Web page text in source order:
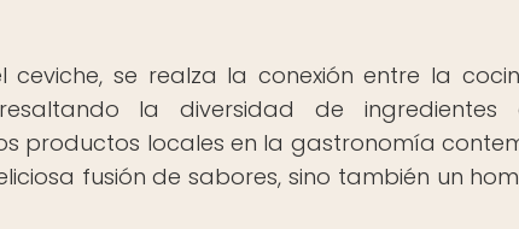
se realza la conexión entre la
la diversidad de ingredientes
productos locales en la gastronomía
fusión de sabores, sino también un